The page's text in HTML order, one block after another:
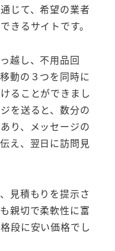
じて、希望の業者
きるサイトです。
越し、不用品回
動の３つを同時に
ることができまし
を送ると、数分の
り、メッセージの
え、翌日に訪問見
見積もりを提示さ
親切で柔軟性に富
段に安い価格でし